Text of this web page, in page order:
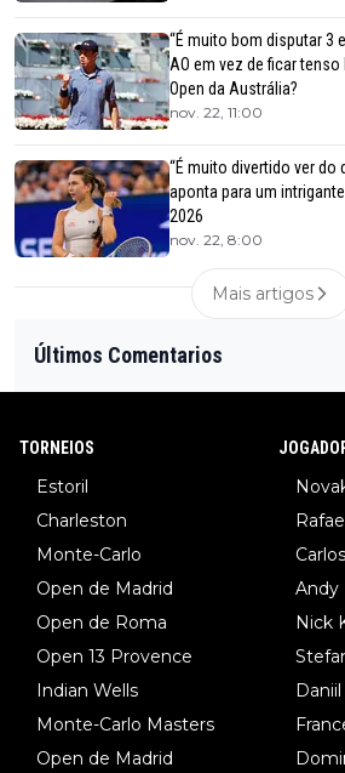
“É muito bom disputar 3
AO em vez de ficar
Open da Austrália?
nov. 22, 11:00
“É muito divertido ver do
aponta para um
2026
nov. 22, 8:00
Mais artigos
Últimos Comentarios
TORNEIOS
Estoril
Charleston
Monte-Carlo
Open de Madrid
Open de Roma
Open 13 Provence
Indian Wells
Monte-Carlo Masters
Open de Madrid
Andy
Nick